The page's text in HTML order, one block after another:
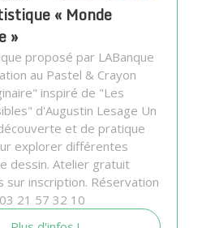
« Monde
»
proposé par LABanque
au Pastel & Crayon
inspiré de "Les
d'Augustin Lesage Un
et de pratique
explorer différentes
dessin. Atelier gratuit
sur inscription. Réservation
21 57 32 10